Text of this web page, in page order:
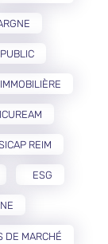
REIM
ESG
DE MARCHÉ